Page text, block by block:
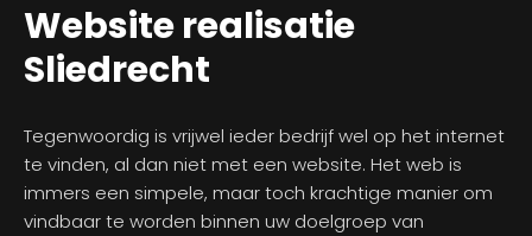
Website realisatie
Sliedrecht
Tegenwoordig is vrijwel ieder bedrijf wel op het internet
te vinden, al dan niet met een website. Het web is
immers een simpele, maar toch krachtige manier om
vindbaar te worden binnen uw doelgroep van